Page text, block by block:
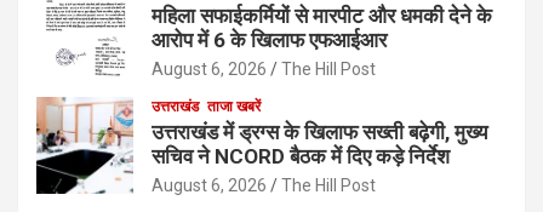
महिला सफाईकर्मियों से मारपीट और धमकी देने के
आरोप में 6 के खिलाफ एफआईआर
August 6, 2026 The Hill Post
उत्तराखंड ताजा खबरें
उत्तराखंड में ड्रग्स के खिलाफ सख्ती बढ़ेगी, मुख्य
सचिव ने NCORD बैठक में दिए कड़े निर्देश
August 6, 2026 The Hill Post